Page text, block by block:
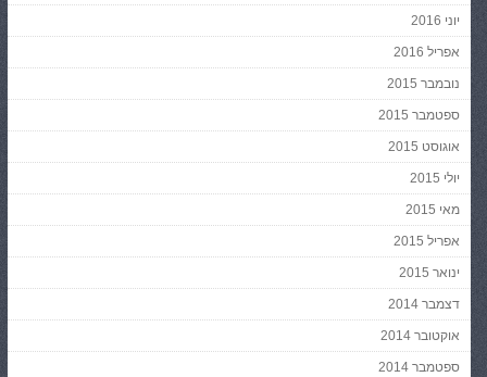
יוני 2016
אפריל 2016
נובמבר 2015
ספטמבר 2015
אוגוסט 2015
יולי 2015
מאי 2015
אפריל 2015
ינואר 2015
דצמבר 2014
אוקטובר 2014
ספטמבר 2014